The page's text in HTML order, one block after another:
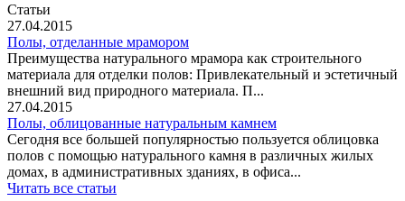
Статьи
27.04.2015
Полы, отделанные мрамором
Преимущества натурального мрамора как строительного
материала для отделки полов: Привлекательный и эстетичный
внешний вид природного материала. П...
27.04.2015
Полы, облицованные натуральным камнем
Сегодня все большей популярностью пользуется облицовка
полов с помощью натурального камня в различных жилых
домах, в административных зданиях, в офиса...
Читать все статьи